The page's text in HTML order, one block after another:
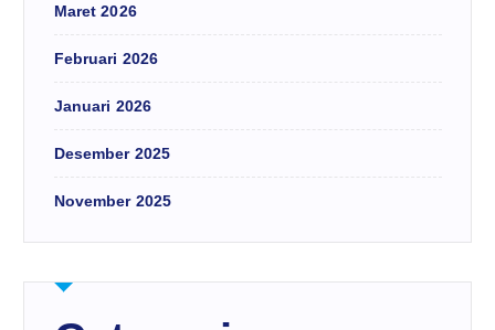
Maret 2026
Februari 2026
Januari 2026
Desember 2025
November 2025